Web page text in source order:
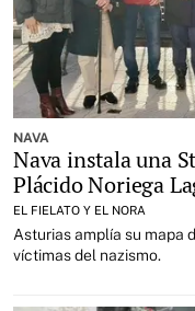
NAVA
Nava instala una
Plácido Noriega
EL FIELATO Y EL NORA
Asturias amplía su mapa
víctimas del nazismo.